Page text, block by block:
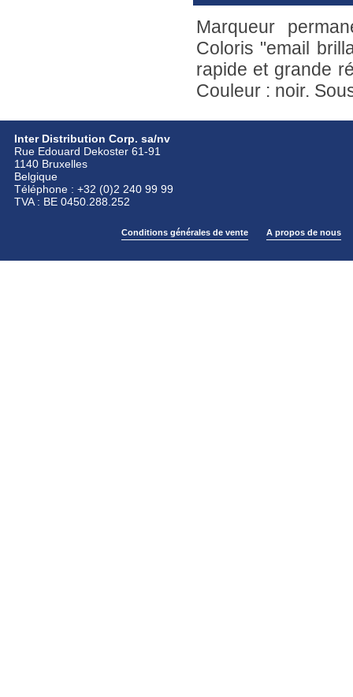
Marqueur
Coloris "email
rapide et grande
Couleur : noir.
Inter Distribution Corp. sa/nv
Rue Edouard Dekoster 61-91
1140 Bruxelles
Belgique
Téléphone : +32 (0)2 240 99 99
TVA : BE 0450.288.252
Conditions générales de vente A propos de nous